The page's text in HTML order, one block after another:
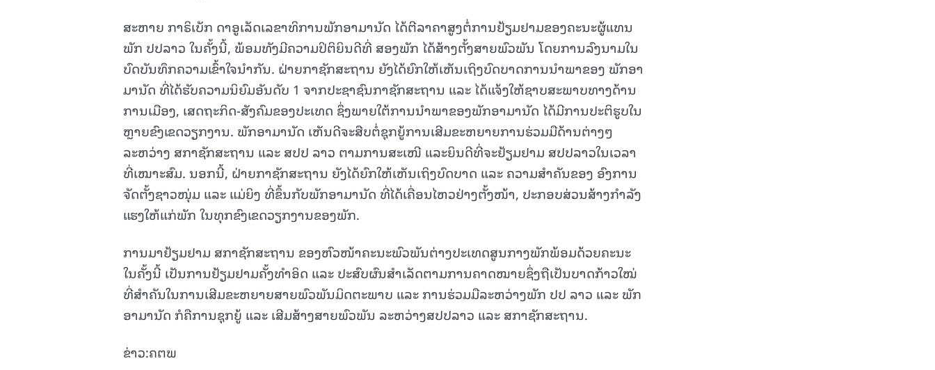
ສະຫາຍ ກາຣິເບັກ ດາອູເລັດເລຂາທິການພັກອາມານັດ ໄດ້ຕີລາຄາສູງຕໍ່ການຢ້ຽມຢາມຂອງຄະນະຜູ້ແທນ
ພັກ ປປລາວ ໃນຄັ້ງນີ້, ພ້ອມທັງມີຄວາມປິຕິຍິນດີທີ່ ສອງພັກ ໄດ້ສ້າງຕັ້ງສາຍພົວພັນ ໂດຍການລົງນາມໃນ
ບົດບັນທຶກຄວາມເຂົ້າໃຈນໍາກັນ. ຝ່າຍກາຊັກສະຖານ ຍັງໄດ້ຍົກໃຫ້ເຫັນເຖິງບົດບາດການນໍາພາຂອງ ພັກອາ
ມານັດ ທີ່ໄດ້ຮັບຄວາມນິຍົມອັນດັບ 1 ຈາກປະຊາຊົນກາຊັກສະຖານ ແລະ ໄດ້ແຈ້ງໃຫ້ຊາບສະພາບທາງດ້ານ
ການເມືອງ, ເສດຖະກິດ-ສັງຄົມຂອງປະເທດ ຊຶ່ງພາຍໃຕ້ການນໍາພາຂອງພັກອາມານັດ ໄດ້ມີການປະຕິຮູບໃນ
ຫຼາຍຂົງເຂດວຽກງານ. ພັກອາມານັດ ເຫັນດີຈະສືບຕໍ່ຊຸກຍູ້ການເສີມຂະຫຍາຍການຮ່ວມມືດ້ານຕ່າງໆ
ລະຫວ່າງ ສກາຊັກສະຖານ ແລະ ສປປ ລາວ ຕາມການສະເໜີ ແລະຍິນດີທີ່ຈະຢ້ຽມຢາມ ສປປລາວໃນເວລາ
ທີ່ເໝາະສົມ. ນອກນີ້, ຝ່າຍກາຊັກສະຖານ ຍັງໄດ້ຍົກໃຫ້ເຫັນເຖິງບົດບາດ ແລະ ຄວາມສໍາຄັນຂອງ ອົງການ
ຈັດຕັ້ງຊາວໜຸ່ມ ແລະ ແມ່ຍິງ ທີ່ຂຶ້ນກັບພັກອາມານັດ ທີ່ໄດ້ເຄື່ອນໄຫວຢ່າງຕັ້ງໜ້າ, ປະກອບສ່ວນສ້າງກໍາລັງ
ແຮງໃຫ້ແກ່ພັກ ໃນທຸກຂົງເຂດວຽກງານຂອງພັກ.
ການມາຢ້ຽມຢາມ ສກາຊັກສະຖານ ຂອງຫົວໜ້າຄະນະພົວພັນຕ່າງປະເທດສູນກາງພັກພ້ອມດ້ວຍຄະນະ
ໃນຄັ້ງນີ້ ເປັນການຢ້ຽມຢາມຄັ້ງທໍາອິດ ແລະ ປະສົບຜົນສໍາເລັດຕາມການຄາດໝາຍຊຶ່ງຖືເປັນບາດກ້າວໃໝ່
ທີ່ສຳຄັນໃນການເສີມຂະຫຍາຍສາຍພົວພັນມິດຕະພາບ ແລະ ການຮ່ວມມືລະຫວ່າງພັກ ປປ ລາວ ແລະ ພັກ
ອາມານັດ ກໍຄືການຊຸກຍູ້ ແລະ ເສີມສ້າງສາຍພົວພັນ ລະຫວ່າງສປປລາວ ແລະ ສກາຊັກສະຖານ.
ຂ່າວ:ຄຕພ